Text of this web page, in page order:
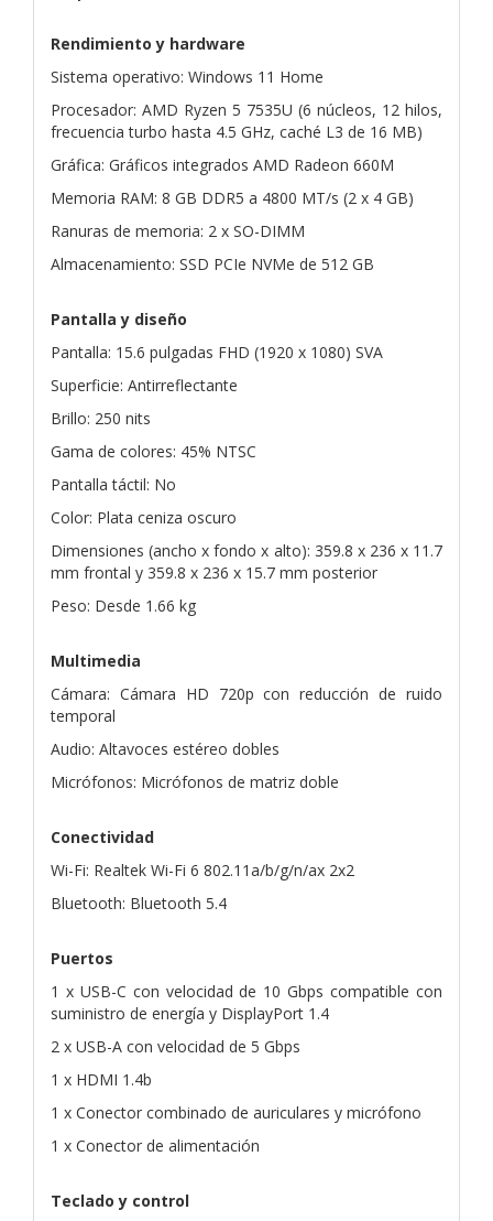
Rendimiento y hardware
Sistema operativo: Windows 11 Home
Procesador: AMD Ryzen 5 7535U (6 núcleos, 12 hilos,
frecuencia turbo hasta 4.5 GHz, caché L3 de 16 MB)
Gráfica: Gráficos integrados AMD Radeon 660M
Memoria RAM: 8 GB DDR5 a 4800 MT/s (2 x 4 GB)
Ranuras de memoria: 2 x SO-DIMM
Almacenamiento: SSD PCIe NVMe de 512 GB
Pantalla y diseño
Pantalla: 15.6 pulgadas FHD (1920 x 1080) SVA
Superficie: Antirreflectante
Brillo: 250 nits
Gama de colores: 45% NTSC
Pantalla táctil: No
Color: Plata ceniza oscuro
Dimensiones (ancho x fondo x alto): 359.8 x 236 x 11.7
mm frontal y 359.8 x 236 x 15.7 mm posterior
Peso: Desde 1.66 kg
Multimedia
Cámara: Cámara HD 720p con reducción de ruido
temporal
Audio: Altavoces estéreo dobles
Micrófonos: Micrófonos de matriz doble
Conectividad
Wi-Fi: Realtek Wi-Fi 6 802.11a/b/g/n/ax 2x2
Bluetooth: Bluetooth 5.4
Puertos
1 x USB-C con velocidad de 10 Gbps compatible con
suministro de energía y DisplayPort 1.4
2 x USB-A con velocidad de 5 Gbps
1 x HDMI 1.4b
1 x Conector combinado de auriculares y micrófono
1 x Conector de alimentación
Teclado y control